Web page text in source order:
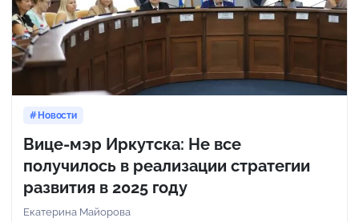
Новости
Вице-мэр Иркутска: Не все
получилось в реализации стратегии
развития в 2025 году
Екатерина Майорова